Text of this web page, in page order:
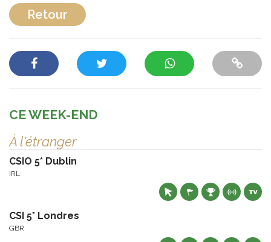
Retour
CE WEEK-END
À l'étranger
CSIO 5* Dublin
IRL
CSI 5* Londres
GBR